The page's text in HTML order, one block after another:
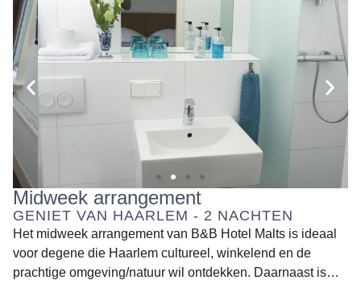
Midweek arrangement
GENIET VAN HAARLEM - 2 NACHTEN
Het midweek arrangement van B&B Hotel Malts is ideaal
voor degene die Haarlem cultureel, winkelend en de
prachtige omgeving/natuur wil ontdekken. Daarnaast is